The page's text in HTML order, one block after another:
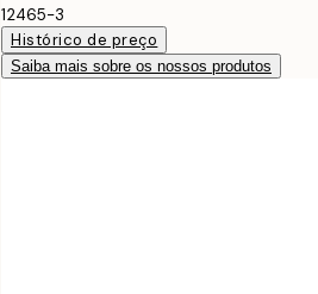
12465-3
Histórico de preço
Saiba mais sobre os nossos produtos